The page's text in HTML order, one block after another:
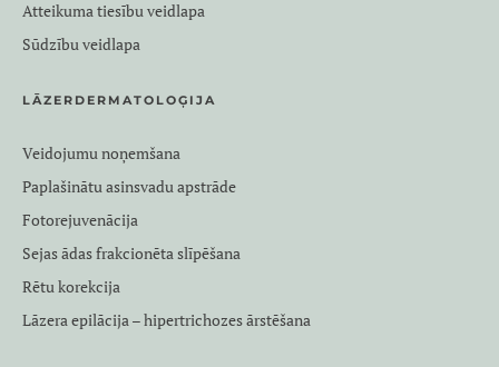
Atteikuma tiesību veidlapa
Sūdzību veidlapa
LĀZERDERMATOLOĢIJA
Veidojumu noņemšana
Paplašinātu asinsvadu apstrāde
Fotorejuvenācija
Sejas ādas frakcionēta slīpēšana
Rētu korekcija
Lāzera epilācija – hipertrichozes ārstēšana